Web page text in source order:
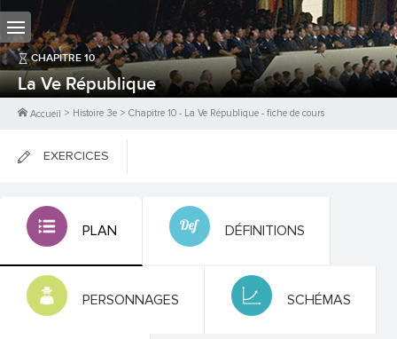
CHAPITRE 10
La Ve République
Accueil > Histoire 3e > Chapitre 10 - La Ve République - fiche de cours
EXERCICES
FICHES DE COURS
PLAN DÉFINITIONS
PERSONNAGES SCHÉMAS